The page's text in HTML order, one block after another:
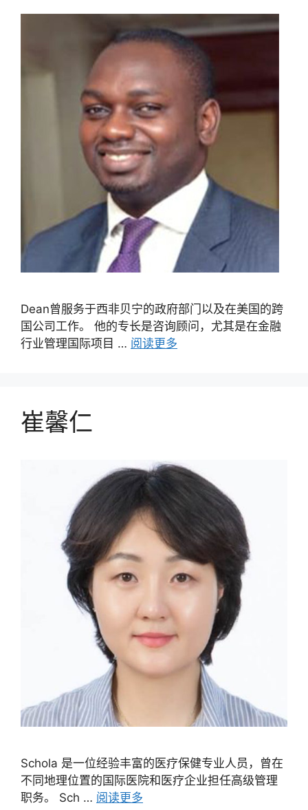
Dean曾服务于西非贝宁的政府部门以及在美国的跨
国公司工作。 他的专长是咨询顾问，尤其是在金融
行业管理国际项目 … 阅读更多
崔馨仁
Schola 是一位经验丰富的医疗保健专业人员，曾在
不同地理位置的国际医院和医疗企业担任高级管理
职务。 Sch … 阅读更多